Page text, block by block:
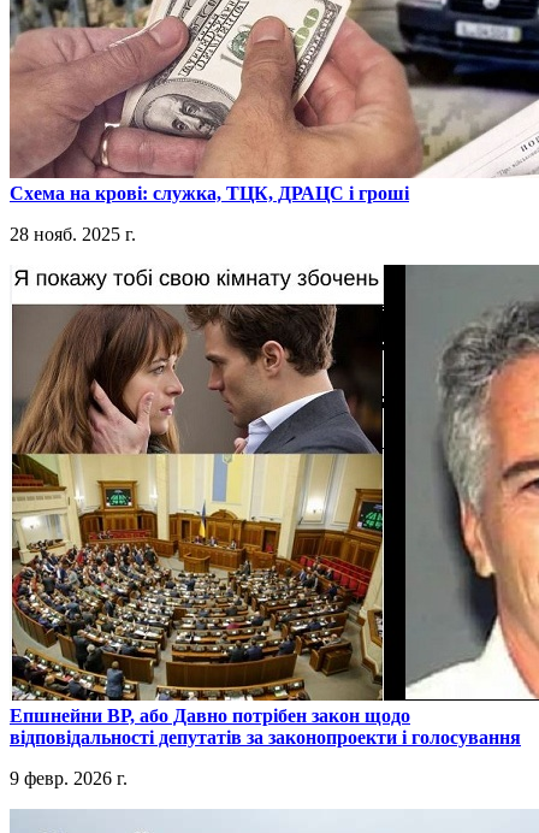
​Схема на крові: служка, ТЦК, ДРАЦС і гроші
28 нояб. 2025 г.
​Епшнейни ВР, або Давно потрібен закон щодо
відповідальності депутатів за законопроекти і голосування
9 февр. 2026 г.